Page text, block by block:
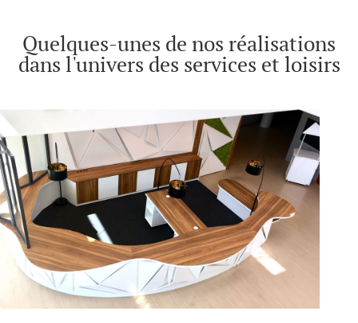
Quelques-unes de nos réalisations
dans l'univers des services et loisirs